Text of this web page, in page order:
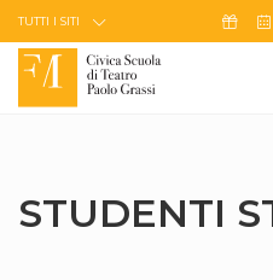
Skip to Content
TUTTI I SITI Icona
STUDENTI